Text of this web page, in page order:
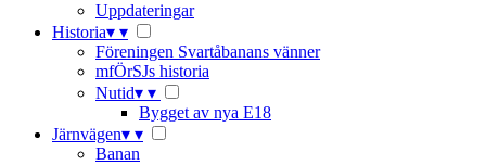
Uppdateringar
Historia▾ ▾
Föreningen Svartåbanans vänner
mfÖrSJs historia
Nutid▾ ▾
Bygget av nya E18
Järnvägen▾ ▾
Banan